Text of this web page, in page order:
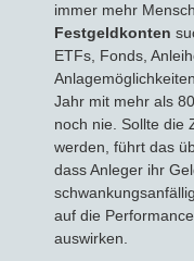
immer mehr
Festgeldkonten
ETFs, Fonds,
Jahr mit mehr als
noch nie. Sollte die
werden, führt das
dass Anleger ihr
auf die
auswirken.